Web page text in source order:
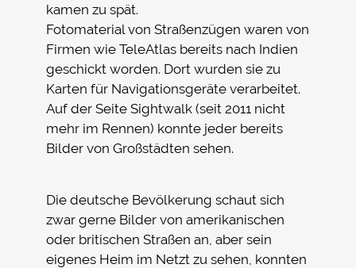
kamen zu spät.
Fotomaterial von Straßenzügen waren von
Firmen wie TeleAtlas bereits nach Indien
geschickt worden. Dort wurden sie zu
Karten für Navigationsgeräte verarbeitet.
Auf der Seite Sightwalk (seit 2011 nicht
mehr im Rennen) konnte jeder bereits
Bilder von Großstädten sehen.
Die deutsche Bevölkerung schaut sich
zwar gerne Bilder von amerikanischen
oder britischen Straßen an, aber sein
eigenes Heim im Netzt zu sehen, konnten